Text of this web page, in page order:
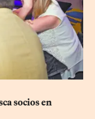
socios en